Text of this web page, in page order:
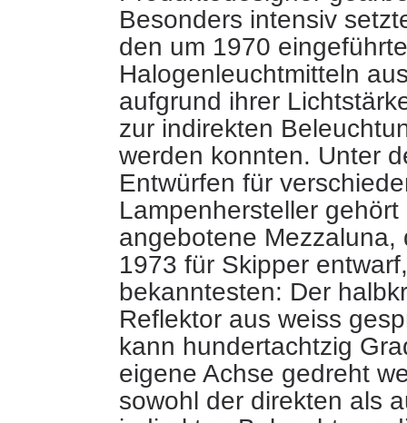
Besonders intensiv
den um 1970
Halogenleuchtmitteln
aufgrund ihrer
zur indirekten
werden konnten. Unter
Entwürfen für
Lampenhersteller gehört
angebotene Mezzaluna,
1973 für Skipper
bekanntesten: Der
Reflektor aus weiss
kann hundertachtzig
eigene Achse gedreht
sowohl der direkten als